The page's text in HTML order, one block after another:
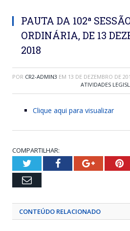
PAUTA DA 102ª
ORDINÁRIA, DE 13
2018
POR CR2-ADMIN3 EM 13 DE DEZEMBRO DE
ATIVIDADES
Clique aqui para visualizar
COMPARTILHAR:
TwitterFacebookGoogle+
Email
CONTEÚDO RELACIONADO